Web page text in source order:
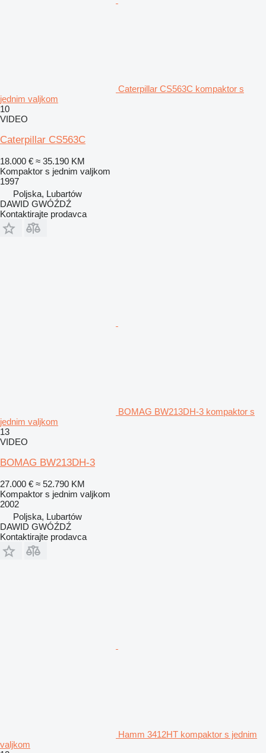
Caterpillar CS563C kompaktor s
jednim valjkom
10
VIDEO
Caterpillar CS563C
18.000 € ≈ 35.190 KM
Kompaktor s jednim valjkom
1997
Poljska, Lubartów
DAWID GWÓŹDŹ
Kontaktirajte prodavca
BOMAG BW213DH-3 kompaktor s
jednim valjkom
13
VIDEO
BOMAG BW213DH-3
27.000 € ≈ 52.790 KM
Kompaktor s jednim valjkom
2002
Poljska, Lubartów
DAWID GWÓŹDŹ
Kontaktirajte prodavca
Hamm 3412HT kompaktor s jednim
valjkom